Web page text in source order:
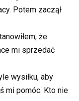
Potem zaczął
że
mi sprzedać
wysiłku, aby
mi pomóc. Kto nie